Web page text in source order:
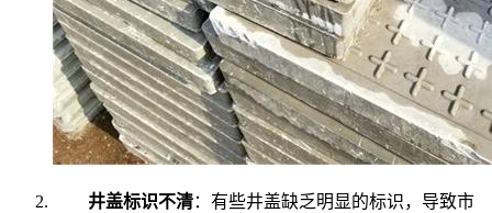
井盖标识不清：有些井盖缺乏明显的标识，导致市